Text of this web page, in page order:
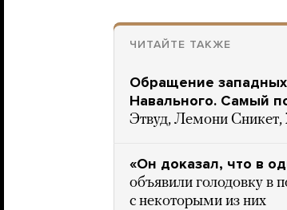
ЧИТАЙТЕ ТАКЖЕ
Обращение западных
Навального. Самый
Этвуд, Лемони
«Он доказал, что в
объявили голодовку в
с некоторыми из них